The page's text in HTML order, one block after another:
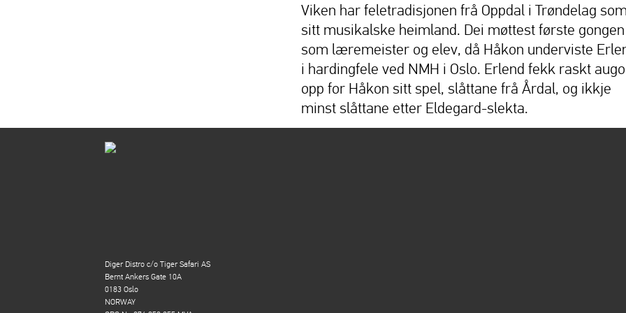
Viken har feletradisjonen frå Oppdal i Trøndelag
sitt musikalske heimland. Dei møttest første gongen
som læremeister og elev, då Håkon underviste
i hardingfele ved NMH i Oslo. Erlend fekk raskt augo
opp for Håkon sitt spel, slåttane frå Årdal, og ikkje
minst slåttane etter Eldegard-slekta.
Diger Distro c/o Tiger Safari AS
Bernt Ankers Gate 10A
0183 Oslo
NORWAY